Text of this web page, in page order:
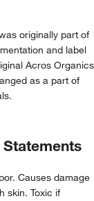
originally part of
and label
Acros Organics
as a part of
Causes damage
skin. Toxic if